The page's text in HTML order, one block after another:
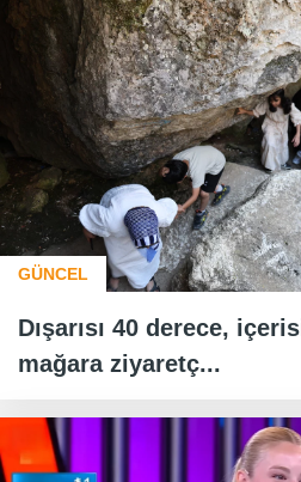
GÜNCEL
Dışarısı 40 derece,
mağara ziyaretç...